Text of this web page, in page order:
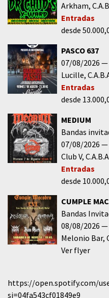
Arkham
Entradas
desde
PASCO 637
07/08/2026
Lucille
Entradas
desde
MEDIUM
Bandas
07/08/2026
Club V
Entradas
desde
CUMPLE
Bandas
08/08/2026
Melonio Bar
Ver flyer
https://open.spotify.com/
si=04fa543cf01849e9